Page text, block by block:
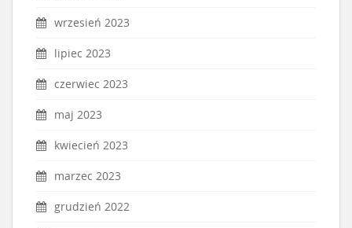
wrzesień 2023
lipiec 2023
czerwiec 2023
maj 2023
kwiecień 2023
marzec 2023
grudzień 2022